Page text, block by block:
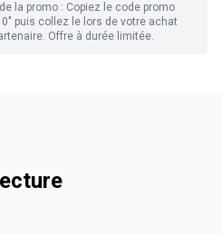
la promo : Copiez le code promo
puis collez le lors de votre achat
Offre à durée limitée.